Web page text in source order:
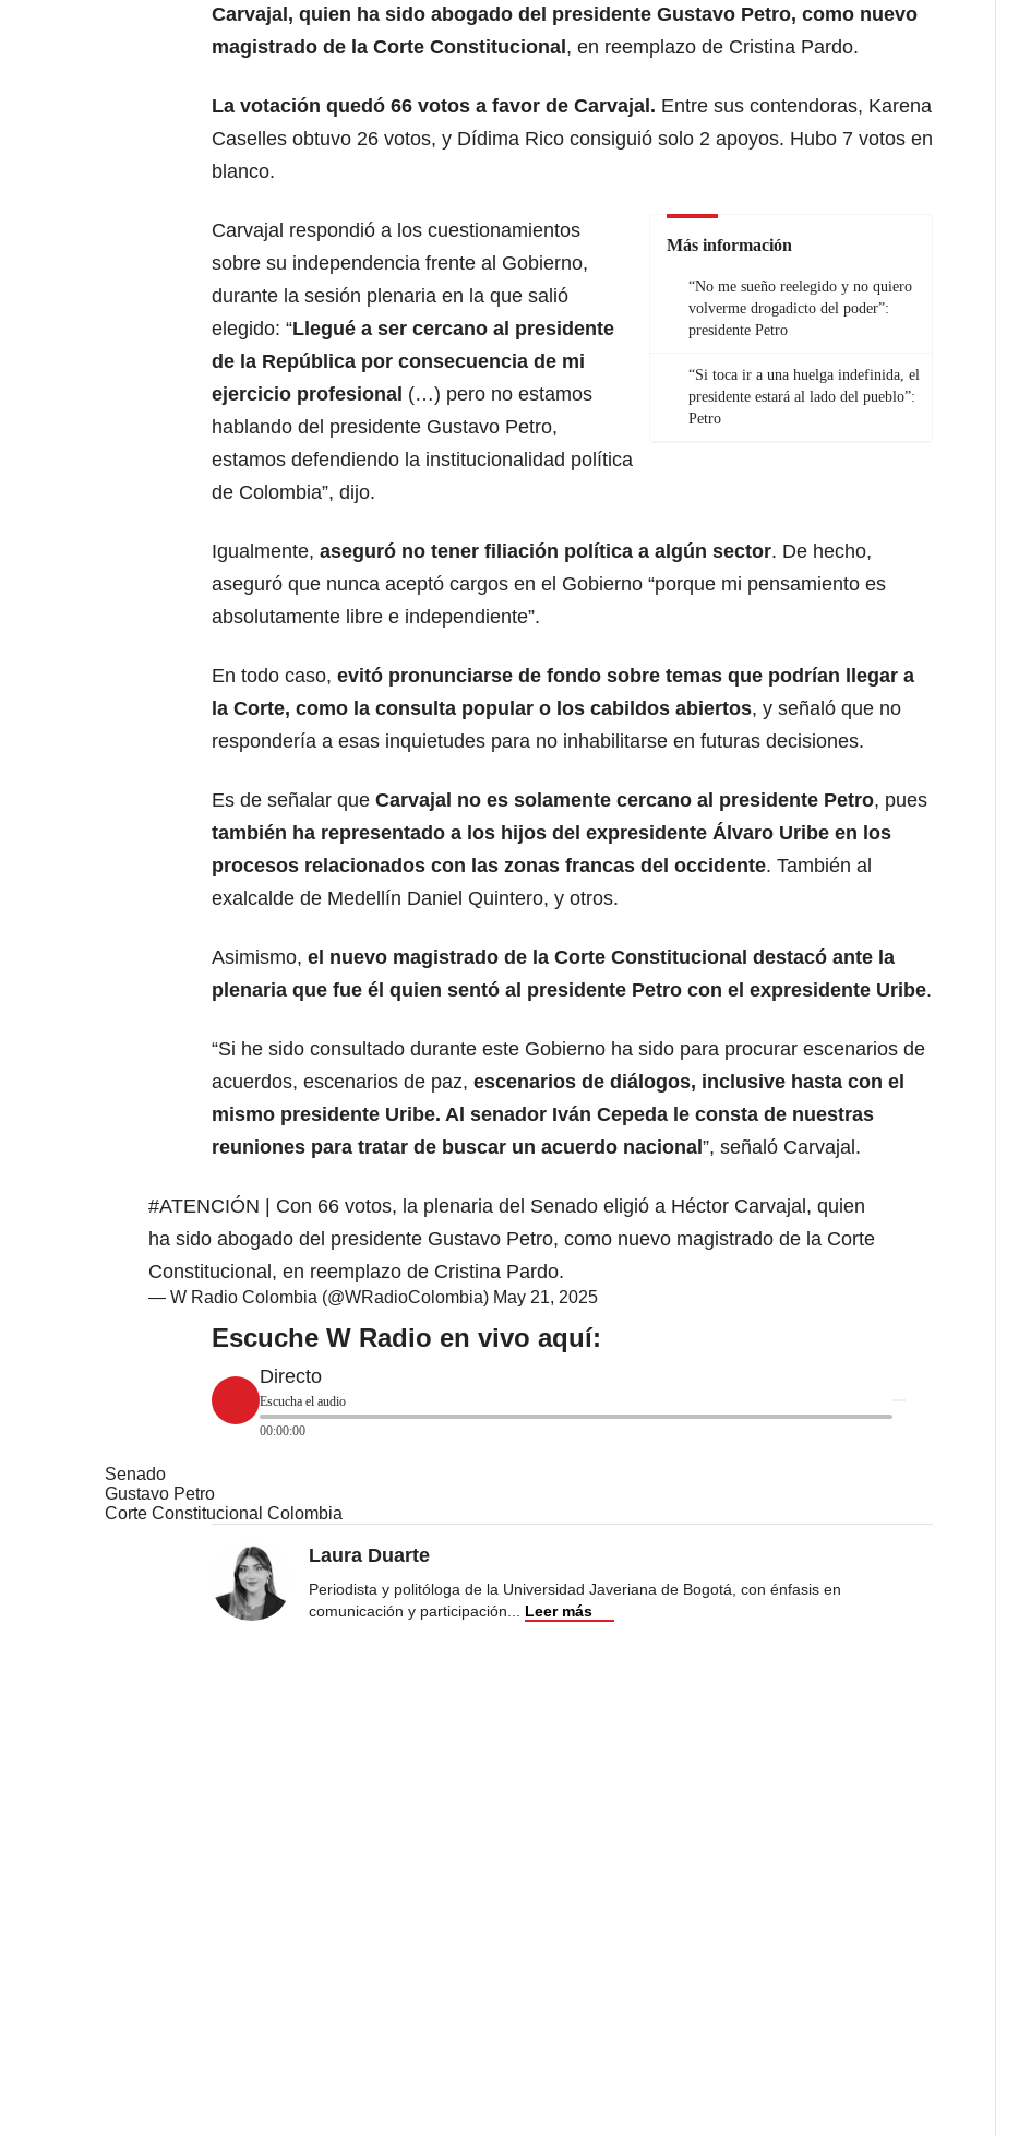
Carvajal, quien ha sido abogado del presidente Gustavo Petro, como nuevo
magistrado de la Corte Constitucional , en reemplazo de Cristina Pardo.
La votación quedó 66 votos a favor de Carvajal. Entre sus contendoras, Karena
Caselles obtuvo 26 votos, y Dídima Rico consiguió solo 2 apoyos. Hubo 7 votos en
blanco.
Más información
“No me sueño reelegido y no quiero
volverme drogadicto del poder”:
presidente Petro
“Si toca ir a una huelga indefinida, el
presidente estará al lado del pueblo”:
Petro
Carvajal respondió a los cuestionamientos
sobre su independencia frente al Gobierno,
durante la sesión plenaria en la que salió
elegido: “Llegué a ser cercano al presidente
de la República por consecuencia de mi
ejercicio profesional (…) pero no estamos
hablando del presidente Gustavo Petro,
estamos defendiendo la institucionalidad política
de Colombia”, dijo.
Igualmente, aseguró no tener filiación política a algún sector. De hecho,
aseguró que nunca aceptó cargos en el Gobierno “porque mi pensamiento es
absolutamente libre e independiente”.
En todo caso, evitó pronunciarse de fondo sobre temas que podrían llegar a
la Corte, como la consulta popular o los cabildos abiertos, y señaló que no
respondería a esas inquietudes para no inhabilitarse en futuras decisiones.
Es de señalar que Carvajal no es solamente cercano al presidente Petro, pues
también ha representado a los hijos del expresidente Álvaro Uribe en los
procesos relacionados con las zonas francas del occidente. También al
exalcalde de Medellín Daniel Quintero, y otros.
Asimismo, el nuevo magistrado de la Corte Constitucional destacó ante la
plenaria que fue él quien sentó al presidente Petro con el expresidente Uribe.
“Si he sido consultado durante este Gobierno ha sido para procurar escenarios de
acuerdos, escenarios de paz, escenarios de diálogos, inclusive hasta con el
mismo presidente Uribe. Al senador Iván Cepeda le consta de nuestras
reuniones para tratar de buscar un acuerdo nacional ”, señaló Carvajal.
#ATENCIÓN | Con 66 votos, la plenaria del Senado eligió a Héctor Carvajal, quien
ha sido abogado del presidente Gustavo Petro, como nuevo magistrado de la Corte
Constitucional, en reemplazo de Cristina Pardo.
— W Radio Colombia (@WRadioColombia) May 21, 2025
Escuche W Radio en vivo aquí:
Directo
Escucha el audio
00:00:00
Senado
Gustavo Petro
Corte Constitucional Colombia
Laura Duarte
Periodista y politóloga de la Universidad Javeriana de Bogotá, con énfasis en
comunicación y participación... Leer más